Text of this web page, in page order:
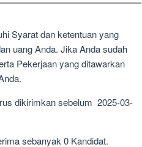
Syarat dan ketentuan yang
uang Anda. Jika Anda sudah
Pekerjaan yang ditawarkan
dikirimkan sebelum 2025-03-
sebanyak 0 Kandidat.